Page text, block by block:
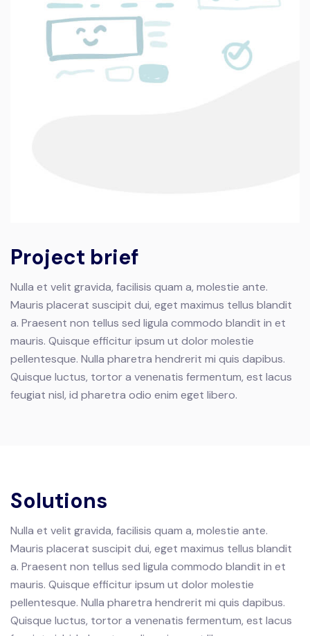
Project brief
Nulla et velit gravida, facilisis quam a, molestie ante.
Mauris placerat suscipit dui, eget maximus tellus blandit
a. Praesent non tellus sed ligula commodo blandit in et
mauris. Quisque efficitur ipsum ut dolor molestie
pellentesque. Nulla pharetra hendrerit mi quis dapibus.
Quisque luctus, tortor a venenatis fermentum, est lacus
feugiat nisl, id pharetra odio enim eget libero.
Solutions
Nulla et velit gravida, facilisis quam a, molestie ante.
Mauris placerat suscipit dui, eget maximus tellus blandit
a. Praesent non tellus sed ligula commodo blandit in et
mauris. Quisque efficitur ipsum ut dolor molestie
pellentesque. Nulla pharetra hendrerit mi quis dapibus.
Quisque luctus, tortor a venenatis fermentum, est lacus